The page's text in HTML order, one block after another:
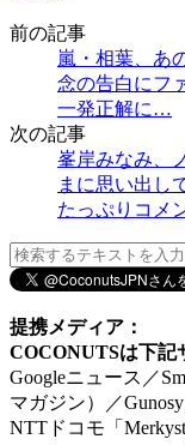
前の記事
嵐・相葉、あ
念の告白にフ
一発正解に…
次の記事
峯岸みなみ、
まに思い出し
たっぷりコメ
提携メディア：
COCONUTSは下記
Googleニュース／
マガジン）／
NTTドコモ「